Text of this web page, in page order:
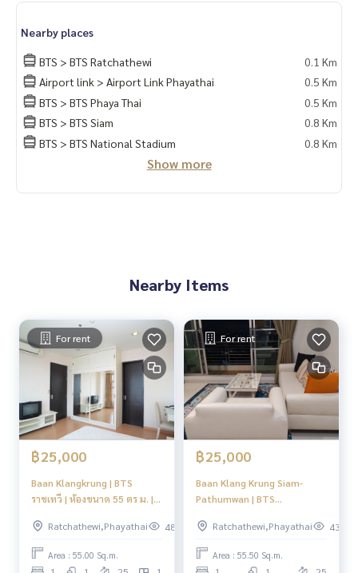
Nearby places
BTS > BTS Ratchathewi
0.1 Km
Airport link > Airport Link Phayathai
0.5 Km
BTS > BTS Phaya Thai
0.5 Km
BTS > BTS Siam
0.8 Km
BTS > BTS National Stadium
0.8 Km
Show more
Nearby Items
For rent
฿25,000
Baan Klangkrung | BTS
ราชเทวี | ห้องขนาด 55 ตร ม. |
Ratchathewi,Phayathai
488
Area : 55.00 Sq.m.
For rent
฿25,000
Baan Klang Krung Siam-
Pathumwan | BTS
อยู่! | #HL
Ratchathewi,Phayathai 434
Area : 55.50 Sq.m.